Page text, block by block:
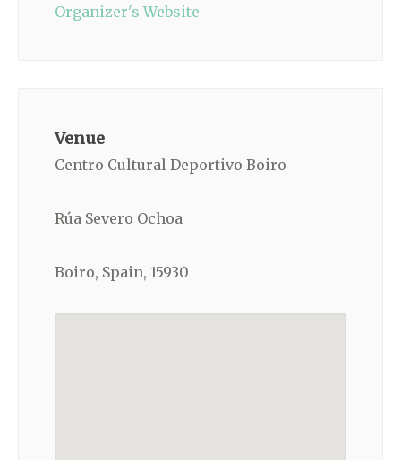
Organizer's Website
Venue
Centro Cultural Deportivo Boiro
Rúa Severo Ochoa
Boiro, Spain, 15930